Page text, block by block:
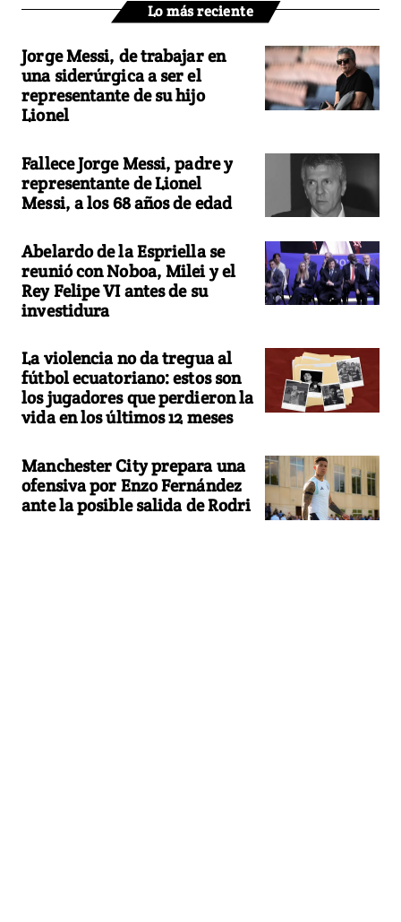
Lo más reciente
Jorge Messi, de trabajar en
una siderúrgica a ser el
representante de su hijo
Lionel
Fallece Jorge Messi, padre y
representante de Lionel
Messi, a los 68 años de edad
Abelardo de la Espriella se
reunió con Noboa, Milei y el
Rey Felipe VI antes de su
investidura
La violencia no da tregua al
fútbol ecuatoriano: estos son
los jugadores que perdieron la
vida en los últimos 12 meses
Manchester City prepara una
ofensiva por Enzo Fernández
ante la posible salida de Rodri